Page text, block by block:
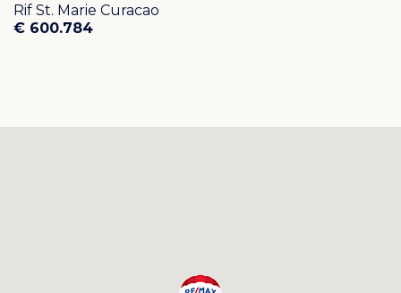
Rif St. Marie Curacao
€ 600.784